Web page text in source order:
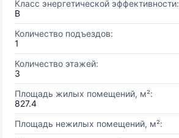
Класс энергетической эффективности:
B
Количество подъездов:
1
Количество этажей:
3
Площадь жилых помещений, м²:
827.4
Площадь нежилых помещений, м²: